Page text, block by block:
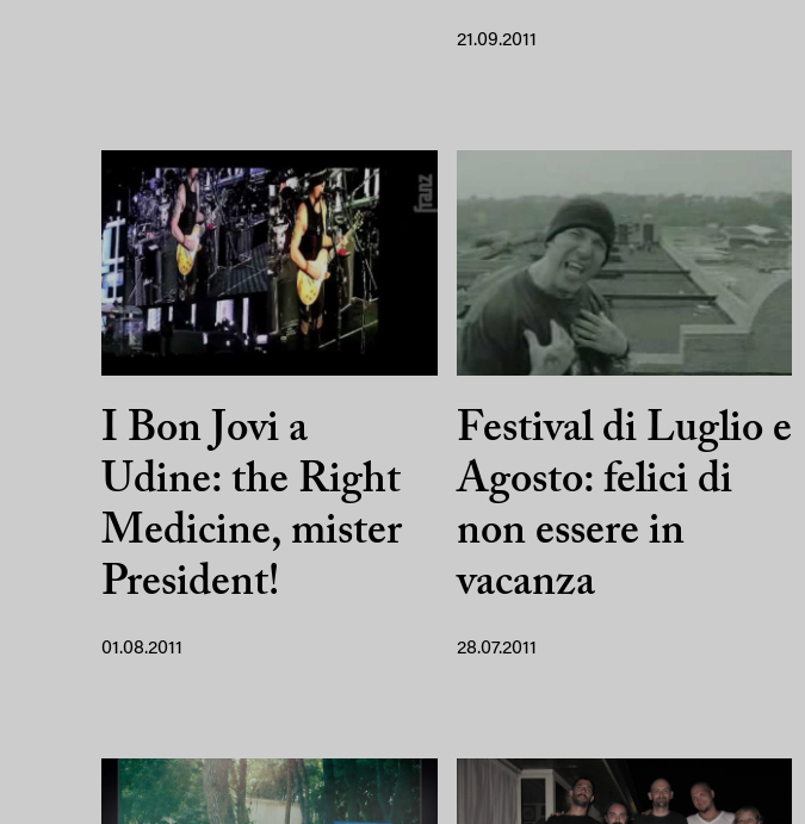
21.09.2011
I Bon Jovi a
Udine: the Right
Medicine, mister
President!
01.08.2011
Festival di Luglio e
Agosto: felici di
non essere in
vacanza
28.07.2011